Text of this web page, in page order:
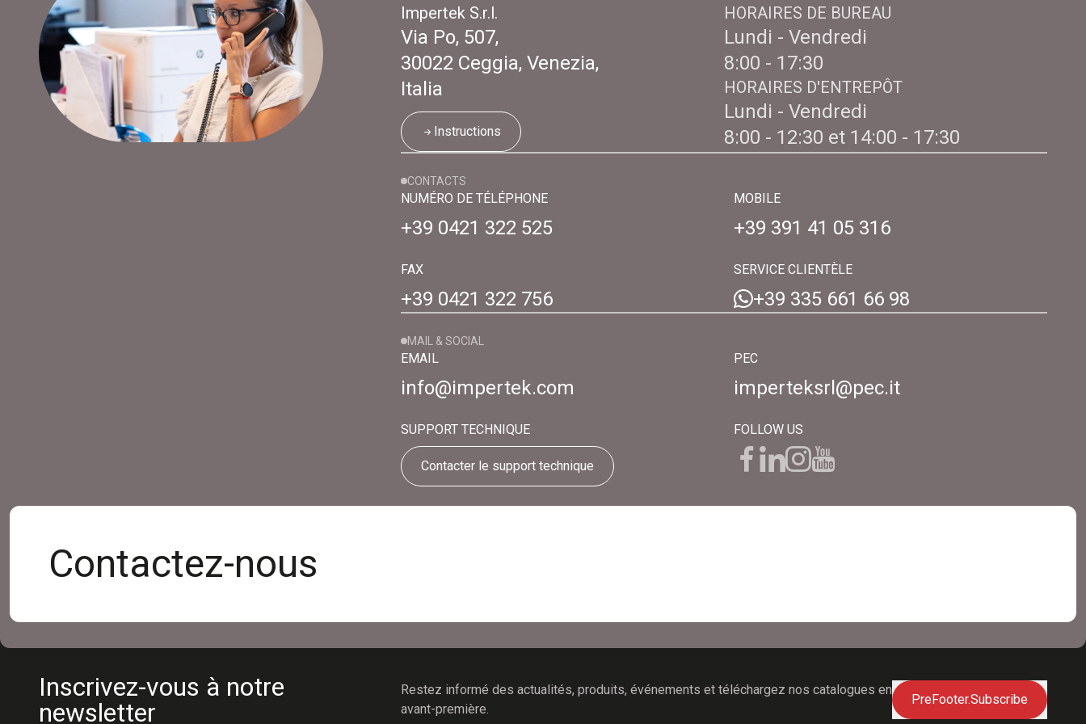
Impertek S.r.l.
Via Po, 507,
30022 Ceggia, Venezia,
Italia
Instructions
HORAIRES DE BUREAU
Lundi - Vendredi
8:00 - 17:30
HORAIRES D'ENTREPÔT
Lundi - Vendredi
8:00 - 12:30 et 14:00 - 17:30
CONTACTS
NUMÉRO DE TÉLÉPHONE
+39 0421 322 525
MOBILE
+39 391 41 05 316
FAX
+39 0421 322 756
SERVICE CLIENTÈLE
+39 335 661 66 98
MAIL & SOCIAL
EMAIL
info@impertek.com
PEC
imperteksrl@pec.it
SUPPORT TECHNIQUE
Contacter le support technique
FOLLOW US
Contactez-nous
Inscrivez-vous à notre
newsletter
Restez informé des actualités, produits, événements et téléchargez nos catalogues en
avant-première.
PreFooter.Subscribe